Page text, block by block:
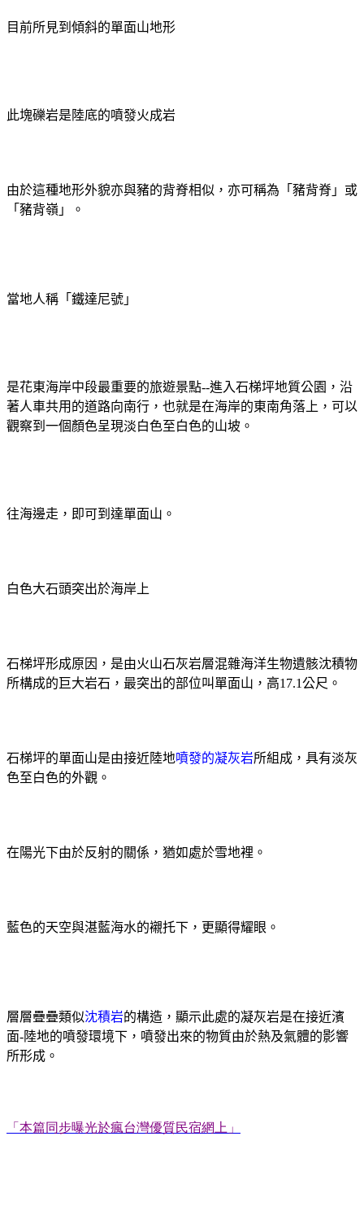
目前所見到傾斜的單面山地形
此塊礫岩是陸底的噴發火成岩
由於這種地形外貌亦與豬的背脊相似，亦可稱為「豬背脊」或
「豬背嶺」。
當地人稱「鐵達尼號」
是花東海岸中段最重要的旅遊景點--進入石梯坪地質公園，沿
著人車共用的道路向南行 ，也就是在海岸的東南角落上，可以
觀察到一個顏色呈現淡白色至白色的山坡。
往海邊走，即可到達單面山。
白色大石頭突出於海岸上
石梯坪形成原因，是由火山石灰岩層混雜海洋生物遺骸沈積物
所構成的巨大岩石，最突出的部位叫單面山，高17.1公尺 。
石梯坪的單面山是由接近陸地噴發的凝灰岩所組成，具有淡灰
色至白色的外觀。
在陽光下由於反射的關係，猶如處於雪地裡。
藍色的天空與湛藍海水的襯托下，更顯得耀眼。
層層疊疊類似沈積岩的構造，顯示此處的凝灰岩是在接近濱
面-陸地的噴發環境下，噴發出來的物質由於熱及氣體的影響
所形成。
「本篇同步曝光於瘋台灣優質民宿網上」